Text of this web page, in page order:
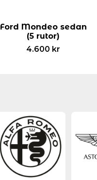
Ford Mondeo sedan
(5 rutor)
4.600 kr